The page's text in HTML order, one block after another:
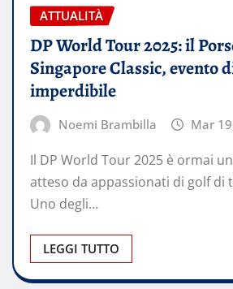
ATTUALITÀ
DP World Tour 2025: il
Singapore Classic, evento
imperdibile
Noemi Brambilla Mar
Il DP World Tour 2025 è ormai
atteso da appassionati di golf di
Uno degli…
LEGGI TUTTO